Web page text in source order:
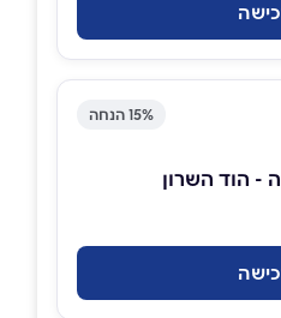
15% הנחה
- הוד השרון